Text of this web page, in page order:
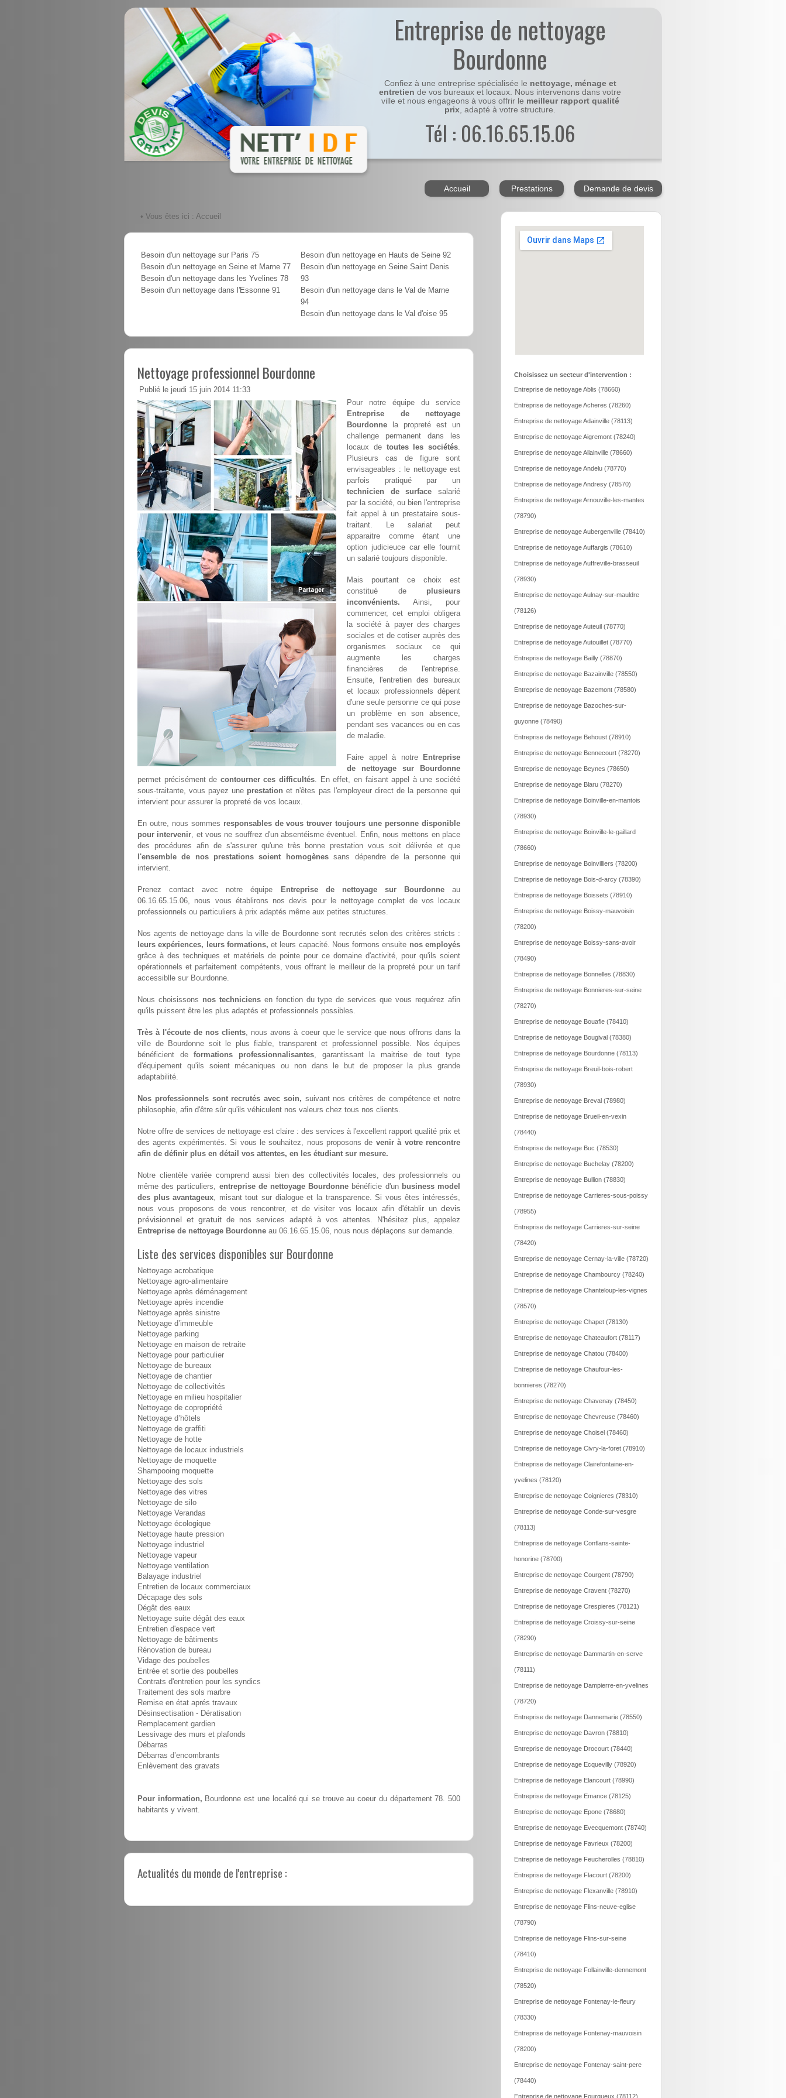
Entreprise de nettoyage
Bourdonne
Confiez à une entreprise spécialisée le nettoyage, ménage et
entretien de vos bureaux et locaux. Nous intervenons dans votre
ville et nous engageons à vous offrir le meilleur rapport qualité
prix, adapté à votre structure.
Tél : 06.16.65.15.06
Accueil Prestations Demande de devis
• Vous êtes ici : Accueil
Besoin d'un nettoyage sur Paris 75
Besoin d'un nettoyage en Seine et Marne 77
Besoin d'un nettoyage dans les Yvelines 78
Besoin d'un nettoyage dans l'Essonne 91
Besoin d'un nettoyage en Hauts de Seine 92
Besoin d'un nettoyage en Seine Saint Denis
93
Besoin d'un nettoyage dans le Val de Marne
94
Besoin d'un nettoyage dans le Val d'oise 95
Nettoyage professionnel Bourdonne
Publié le jeudi 15 juin 2014 11:33
Pour notre équipe du service
Entreprise de nettoyage
Bourdonne la propreté est un
challenge permanent dans les
locaux de toutes les sociétés.
Plusieurs cas de figure sont
envisageables : le nettoyage est
parfois pratiqué par un
technicien de surface salarié
par la société, ou bien l'entreprise
fait appel à un prestataire sous-
traitant. Le salariat peut
apparaitre comme étant une
option judicieuce car elle fournit
un salarié toujours disponible.
Mais pourtant ce choix est
constitué de plusieurs
inconvénients. Ainsi, pour
commencer, cet emploi obligera
la société à payer des charges
sociales et de cotiser auprès des
organismes sociaux ce qui
augmente les charges
financières de l'entreprise.
Ensuite, l'entretien des bureaux
et locaux professionnels dépent
d'une seule personne ce qui pose
un problème en son absence,
pendant ses vacances ou en cas
de maladie.
Faire appel à notre
Entreprise
de nettoyage sur Bourdonne
permet précisément de contourner ces difficultés. En effet, en faisant appel à une société
sous-traitante, vous payez une prestation et n'êtes pas l'employeur direct de la personne qui
intervient pour assurer la propreté de vos locaux.
En outre, nous sommes responsables de vous trouver toujours une personne disponible
pour intervenir, et vous ne souffrez d'un absentéisme éventuel. Enfin, nous mettons en place
des procédures afin de s'assurer qu'une très bonne prestation vous soit délivrée et que
l'ensemble de nos prestations soient homogènessans dépendre de la personne qui
intervient.
Prenez contact avec notre équipe Entreprise de nettoyage sur Bourdonneau
06.16.65.15.06, nous vous établirons nos devis pour le nettoyage complet de vos locaux
professionnels ou particuliers à prix adaptés même aux petites structures.
Nos agents de nettoyage dans la ville de Bourdonne sont recrutés selon des critères stricts :
leurs expériences, leurs formations, et leurs capacité. Nous formons ensuite nos employés
grâce à des techniques et matériels de pointe pour ce domaine d'activité, pour qu'ils soient
opérationnels et parfaitement compétents, vous offrant le meilleur de la propreté pour un tarif
accessiblle sur Bourdonne.
Nous choisissons nos techniciensen fonction du type de services que vous requérez afin
qu'ils puissent être les plus adaptés et professionnels possibles.
Très à l'écoute de nos clients, nous avons à coeur que le service que nous offrons dans la
ville de Bourdonne soit le plus fiable, transparent et professionnel possible. Nos équipes
bénéficient deformations professionnalisantes, garantissant la maitrise de tout type
d'équipement qu'ils soient mécaniques ou non dans le but de proposer la plus grande
adaptabilité.
Nos professionnels sont recrutés avec soin, suivant nos critères de compétence et notre
philosophie, afin d'être sûr qu'ils véhiculent nos valeurs chez tous nos clients.
Notre offre de services de nettoyage est claire : des services à l'excellent rapport qualité prix et
des agents expérimentés. Si vous le souhaitez, nous proposons de venir à votre rencontre
afin de définir plus en détail vos attentes, en les étudiant sur mesure.
Notre clientèle variée comprend aussi bien des collectivités locales, des professionnels ou
même des particuliers, entreprise de nettoyage Bourdonne bénéficie d'un business model
des plus avantageux, misant tout sur dialogue et la transparence. Si vous êtes intéressés,
nous vous proposons de vous rencontrer, et de visiter vos locaux afin d'établir un devis
prévisionnel et gratuit de nos services adapté à vos attentes. N'hésitez plus, appelez
Entreprise de nettoyage Bourdonne au 06.16.65.15.06, nous nous déplaçons sur demande.
Liste des services disponibles sur Bourdonne
Nettoyage acrobatique
Nettoyage agro-alimentaire
Nettoyage après déménagement
Nettoyage après incendie
Nettoyage après sinistre
Nettoyage d’immeuble
Nettoyage parking
Nettoyage en maison de retraite
Nettoyage pour particulier
Nettoyage de bureaux
Nettoyage de chantier
Nettoyage de collectivités
Nettoyage en milieu hospitalier
Nettoyage de copropriété
Nettoyage d’hôtels
Nettoyage de graffiti
Nettoyage de hotte
Nettoyage de locaux industriels
Nettoyage de moquette
Shampooing moquette
Nettoyage des sols
Nettoyage des vitres
Nettoyage de silo
Nettoyage Verandas
Nettoyage écologique
Nettoyage haute pression
Nettoyage industriel
Nettoyage vapeur
Nettoyage ventilation
Balayage industriel
Entretien de locaux commerciaux
Décapage des sols
Dégât des eaux
Nettoyage suite dégât des eaux
Entretien d'espace vert
Nettoyage de bâtiments
Rénovation de bureau
Vidage des poubelles
Entrée et sortie des poubelles
Contrats d'entretien pour les syndics
Traitement des sols marbre
Remise en état aprés travaux
Désinsectisation - Dératisation
Remplacement gardien
Lessivage des murs et plafonds
Débarras
Débarras d’encombrants
Enlèvement des gravats
Pour information, Bourdonne est une localité qui se trouve au coeur du département 78. 500
habitants y vivent.
Actualités du monde de l'entreprise :
Choisissez un secteur d'intervention :
Entreprise de nettoyage Ablis (78660)
Entreprise de nettoyage Acheres (78260)
Entreprise de nettoyage Adainville (78113)
Entreprise de nettoyage Aigremont (78240)
Entreprise de nettoyage Allainville (78660)
Entreprise de nettoyage Andelu (78770)
Entreprise de nettoyage Andresy (78570)
Entreprise de nettoyage Arnouville-les-mantes
(78790)
Entreprise de nettoyage Aubergenville (78410)
Entreprise de nettoyage Auffargis (78610)
Entreprise de nettoyage Auffreville-brasseuil
(78930)
Entreprise de nettoyage Aulnay-sur-mauldre
(78126)
Entreprise de nettoyage Auteuil (78770)
Entreprise de nettoyage Autouillet (78770)
Entreprise de nettoyage Bailly (78870)
Entreprise de nettoyage Bazainville (78550)
Entreprise de nettoyage Bazemont (78580)
Entreprise de nettoyage Bazoches-sur-
guyonne (78490)
Entreprise de nettoyage Behoust (78910)
Entreprise de nettoyage Bennecourt (78270)
Entreprise de nettoyage Beynes (78650)
Entreprise de nettoyage Blaru (78270)
Entreprise de nettoyage Boinville-en-mantois
(78930)
Entreprise de nettoyage Boinville-le-gaillard
(78660)
Entreprise de nettoyage Boinvilliers (78200)
Entreprise de nettoyage Bois-d-arcy (78390)
Entreprise de nettoyage Boissets (78910)
Entreprise de nettoyage Boissy-mauvoisin
(78200)
Entreprise de nettoyage Boissy-sans-avoir
(78490)
Entreprise de nettoyage Bonnelles (78830)
Entreprise de nettoyage Bonnieres-sur-seine
(78270)
Entreprise de nettoyage Bouafle (78410)
Entreprise de nettoyage Bougival (78380)
Entreprise de nettoyage Bourdonne (78113)
Entreprise de nettoyage Breuil-bois-robert
(78930)
Entreprise de nettoyage Breval (78980)
Entreprise de nettoyage Brueil-en-vexin
(78440)
Entreprise de nettoyage Buc (78530)
Entreprise de nettoyage Buchelay (78200)
Entreprise de nettoyage Bullion (78830)
Entreprise de nettoyage Carrieres-sous-poissy
(78955)
Entreprise de nettoyage Carrieres-sur-seine
(78420)
Entreprise de nettoyage Cernay-la-ville (78720)
Entreprise de nettoyage Chambourcy (78240)
Entreprise de nettoyage Chanteloup-les-vignes
(78570)
Entreprise de nettoyage Chapet (78130)
Entreprise de nettoyage Chateaufort (78117)
Entreprise de nettoyage Chatou (78400)
Entreprise de nettoyage Chaufour-les-
bonnieres (78270)
Entreprise de nettoyage Chavenay (78450)
Entreprise de nettoyage Chevreuse (78460)
Entreprise de nettoyage Choisel (78460)
Entreprise de nettoyage Civry-la-foret (78910)
Entreprise de nettoyage Clairefontaine-en-
yvelines (78120)
Entreprise de nettoyage Coignieres (78310)
Entreprise de nettoyage Conde-sur-vesgre
(78113)
Entreprise de nettoyage Conflans-sainte-
honorine (78700)
Entreprise de nettoyage Courgent (78790)
Entreprise de nettoyage Cravent (78270)
Entreprise de nettoyage Crespieres (78121)
Entreprise de nettoyage Croissy-sur-seine
(78290)
Entreprise de nettoyage Dammartin-en-serve
(78111)
Entreprise de nettoyage Dampierre-en-yvelines
(78720)
Entreprise de nettoyage Dannemarie (78550)
Entreprise de nettoyage Davron (78810)
Entreprise de nettoyage Drocourt (78440)
Entreprise de nettoyage Ecquevilly (78920)
Entreprise de nettoyage Elancourt (78990)
Entreprise de nettoyage Emance (78125)
Entreprise de nettoyage Epone (78680)
Entreprise de nettoyage Evecquemont (78740)
Entreprise de nettoyage Favrieux (78200)
Entreprise de nettoyage Feucherolles (78810)
Entreprise de nettoyage Flacourt (78200)
Entreprise de nettoyage Flexanville (78910)
Entreprise de nettoyage Flins-neuve-eglise
(78790)
Entreprise de nettoyage Flins-sur-seine
(78410)
Entreprise de nettoyage Follainville-dennemont
(78520)
Entreprise de nettoyage Fontenay-le-fleury
(78330)
Entreprise de nettoyage Fontenay-mauvoisin
(78200)
Entreprise de nettoyage Fontenay-saint-pere
(78440)
Entreprise de nettoyage Fourqueux (78112)